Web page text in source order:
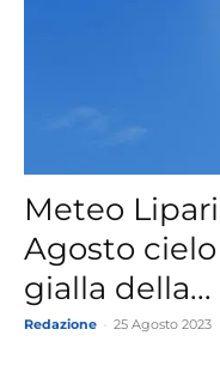
Meteo
Agosto
gialla della...
Redazione 25 Agosto 2023